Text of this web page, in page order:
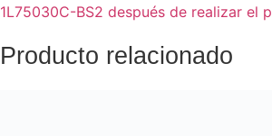
1L75030C-BS2 después de realizar el
Producto relacionado